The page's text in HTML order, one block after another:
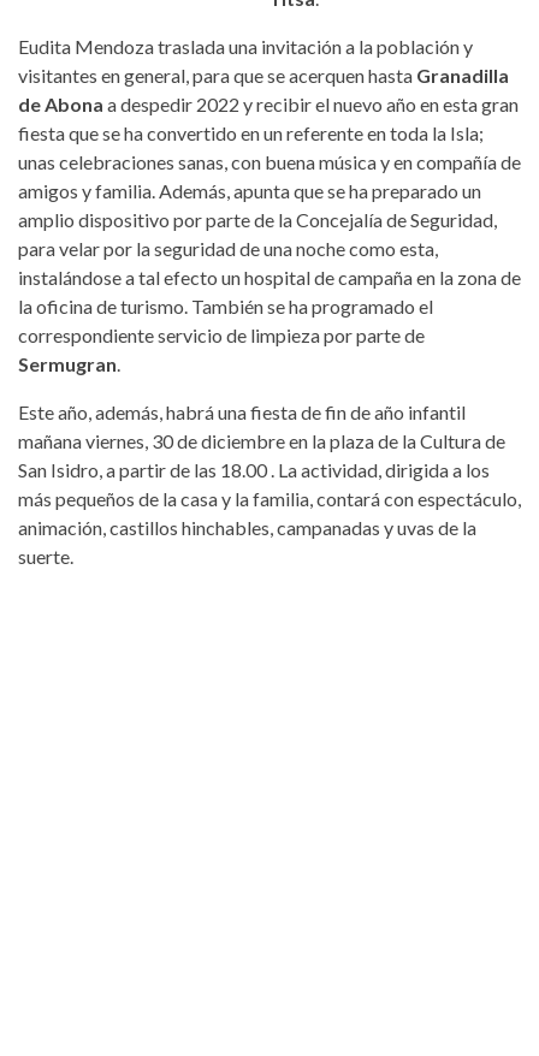
Eudita Mendoza traslada una invitación a la población y
visitantes en general, para que se acerquen hasta Granadilla
de Abona a despedir 2022 y recibir el nuevo año en esta gran
fiesta que se ha convertido en un referente en toda la Isla;
unas celebraciones sanas, con buena música y en compañía de
amigos y familia. Además, apunta que se ha preparado un
amplio dispositivo por parte de la Concejalía de Seguridad,
para velar por la seguridad de una noche como esta,
instalándose a tal efecto un hospital de campaña en la zona de
la oficina de turismo. También se ha programado el
correspondiente servicio de limpieza por parte de
Sermugran.
Este año, además, habrá una fiesta de fin de año infantil
mañana viernes, 30 de diciembre en la plaza de la Cultura de
San Isidro, a partir de las 18.00 . La actividad, dirigida a los
más pequeños de la casa y la familia, contará con espectáculo,
animación, castillos hinchables, campanadas y uvas de la
suerte.